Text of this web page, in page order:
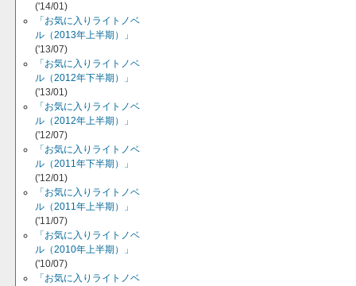
('14/01)
「お気に入りライトノベ
ル（2013年上半期）」
('13/07)
「お気に入りライトノベ
ル（2012年下半期）」
('13/01)
「お気に入りライトノベ
ル（2012年上半期）」
('12/07)
「お気に入りライトノベ
ル（2011年下半期）」
('12/01)
「お気に入りライトノベ
ル（2011年上半期）」
('11/07)
「お気に入りライトノベ
ル（2010年上半期）」
('10/07)
「お気に入りライトノベ